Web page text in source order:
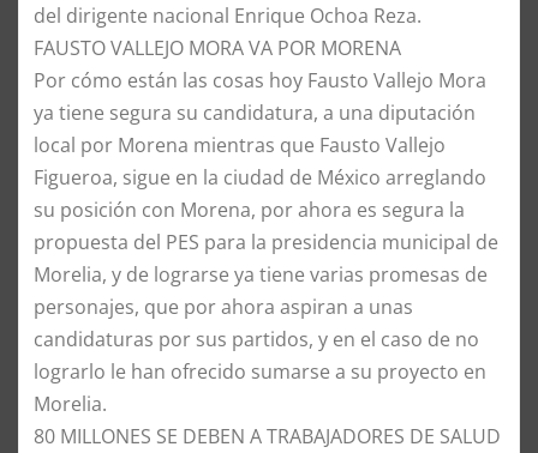
del dirigente nacional Enrique Ochoa Reza.
​FAUSTO VALLEJO MORA VA POR MORENA
Por cómo están las cosas hoy Fausto Vallejo Mora
ya tiene segura su candidatura, a una diputación
local por Morena mientras que Fausto Vallejo
Figueroa, sigue en la ciudad de México arreglando
su posición con Morena, por ahora es segura la
propuesta del PES para la presidencia municipal de
Morelia, y de lograrse ya tiene varias promesas de
personajes, que por ahora aspiran a unas
candidaturas por sus partidos, y en el caso de no
lograrlo le han ofrecido sumarse a su proyecto en
Morelia.
80 MILLONES SE DEBEN A TRABAJADORES DE SALUD